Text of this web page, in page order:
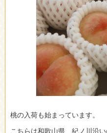
桃の入荷も始まっています。
こちらは和歌山県、紀ノ川沿い